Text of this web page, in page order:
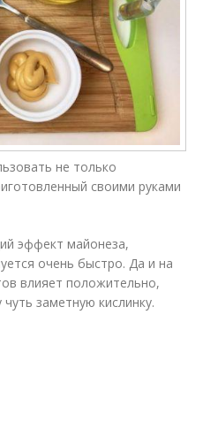
не только
своими руками
эффект майонеза,
очень быстро. Да и на
влияет положительно,
заметную кислинку.